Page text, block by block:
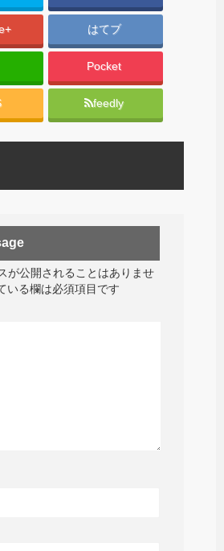
はてブ
Pocket
feedly
が公開されることはありませ
いる欄は必須項目です